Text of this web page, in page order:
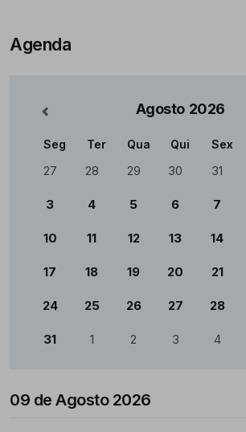
Agenda
Agosto 2026
Calendário
Seg Ter Qua Qui Sex
27 28 29 30 31
3 4 5 6 7
10 11 12 13 14
17 18 19 20 21
24 25 26 27 28
31 1 2 3 4
09 de Agosto 2026